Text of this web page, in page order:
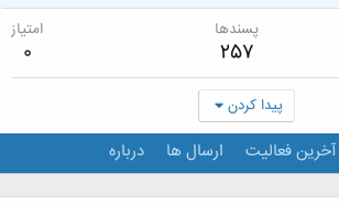
پسندها
257
امتیاز
0
پیدا کردن
آخرین فعالیت ارسال ها درباره